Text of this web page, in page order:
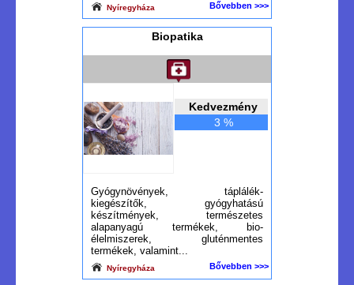
Nyíregyháza Bővebben >>>
Biopatika
Kedvezmény
3 %
Gyógynövények, táplálék-
kiegészítők, gyógyhatású
készítmények, természetes
alapanyagú termékek, bio-
élelmiszerek, gluténmentes
termékek, valamint...
Nyíregyháza Bővebben >>>